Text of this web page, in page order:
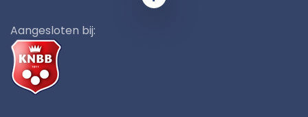
Aangesloten bij: